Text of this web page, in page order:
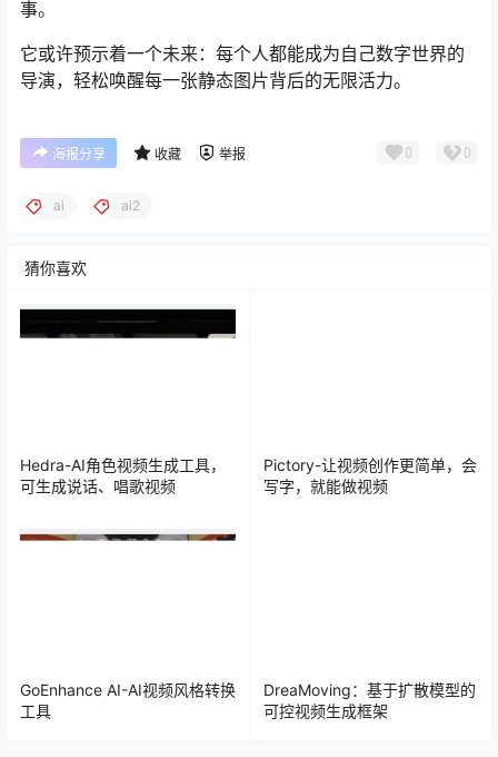
事。
它或许预示着一个未来：每个人都能成为自己数字世界的
导演，轻松唤醒每一张静态图片背后的无限活力。
海报分享 收藏 举报 0 0
ai ai2
猜你喜欢
Hedra-AI角色视频生成工具，
可生成说话、唱歌视频
Pictory-让视频创作更简单，会
写字，就能做视频
GoEnhance AI-AI视频风格转换
工具
DreaMoving：基于扩散模型的
可控视频生成框架